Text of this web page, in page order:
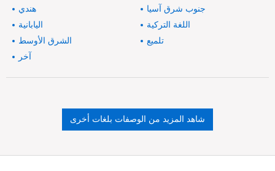
هندي
جنوب شرق آسيا
اليابانية
اللغة التركية
الشرق الأوسط
تلميع
آخر
شاهد المزيد من الوصفات بلغات أخرى